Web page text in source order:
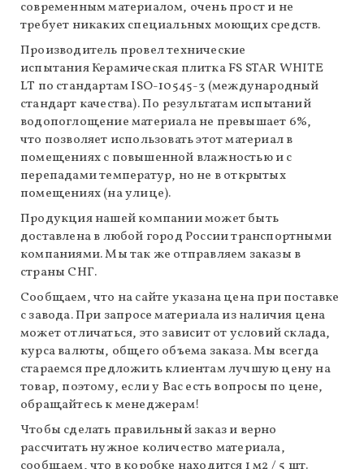
современным материалом, очень прост и не
требует никаких специальных моющих средств.
Производитель провел технические
испытания Керамическая плитка FS STAR WHITE
LT по стандартам ISO-10545-3 (международный
стандарт качества). По результатам испытаний
водопоглощение материала не превышает 6%,
что позволяет использовать этот материал в
помещениях с повышенной влажностью и с
перепадами температур, но не в открытых
помещениях (на улице).
Продукция нашей компании может быть
доставлена в любой город России транспортными
компаниями. Мы так же отправляем заказы в
страны СНГ.
Сообщаем, что на сайте указана цена при поставке
с завода. При запросе материала из наличия цена
может отличаться, это зависит от условий склада,
курса валюты, общего объема заказа. Мы всегда
стараемся предложить клиентам лучшую цену на
товар, поэтому, если у Вас есть вопросы по цене,
обращайтесь к менеджерам!
Чтобы сделать правильный заказ и верно
рассчитать нужное количество материала,